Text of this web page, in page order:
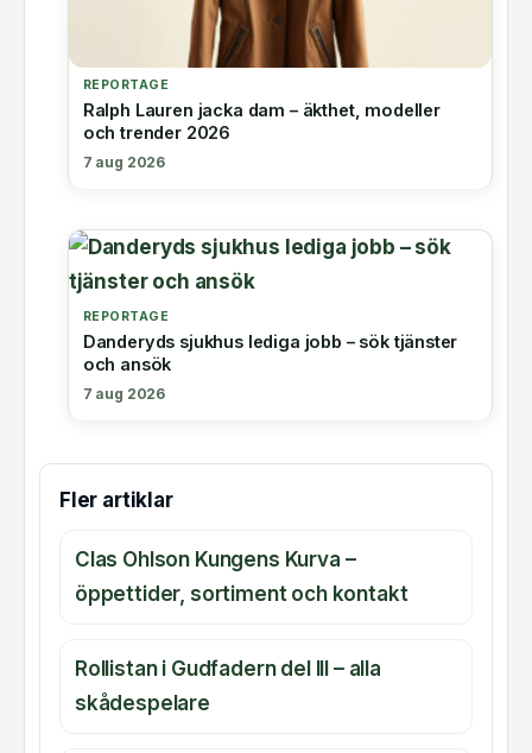
REPORTAGE
Ralph Lauren jacka dam – äkthet, modeller
och trender 2026
7 aug 2026
REPORTAGE
Danderyds sjukhus lediga jobb – sök tjänster
och ansök
7 aug 2026
Fler artiklar
Clas Ohlson Kungens Kurva –
öppettider, sortiment och kontakt
Rollistan i Gudfadern del III – alla
skådespelare